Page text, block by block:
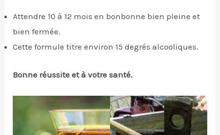
Attendre 10 à 12 mois en bonbonne bien pleine et
bien fermée.
Cette formule titre environ 15 degrés alcooliques.
Bonne réussite et à votre santé.